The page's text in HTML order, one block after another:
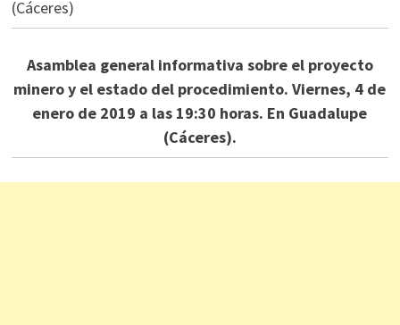
Asamblea general informativa sobre el proyecto
minero y el estado del procedimiento. Viernes, 4 de
enero de 2019 a las 19:30 horas. En Guadalupe
(Cáceres).